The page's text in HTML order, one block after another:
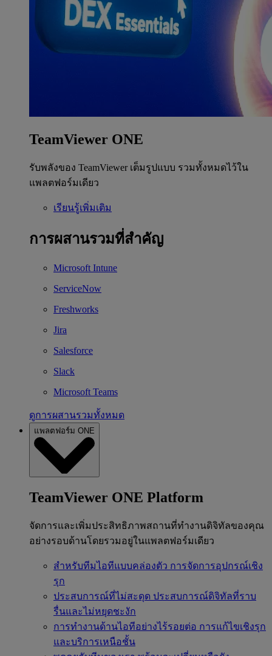
TeamViewer ONE
รับพลังของ TeamViewer เต็มรูปแบบ รวมทั้งหมดไว้ใน
แพลตฟอร์มเดียว
เรียนรู้เพิ่มเติม
การผสานรวมที่สำคัญ
Microsoft Intune
ServiceNow
Freshworks
Jira
Salesforce
Slack
Microsoft Teams
ดูการผสานรวมทั้งหมด
แพลตฟอร์ม ONE
TeamViewer ONE Platform
จัดการและเพิ่มประสิทธิภาพสถานที่ทำงานดิจิทัลของคุณ
อย่างรอบด้านโดยรวมอยู่ในแพลตฟอร์มเดียว
สำหรับทีมไอทีแบบคล่องตัว การจัดการอุปกรณ์เชิง
รุก
ประสบการณ์ที่ไม่สะดุด ประสบการณ์ดิจิทัลที่ราบ
รื่นและไม่หยุดชะงัก
การทำงานด้านไอทีอย่างไร้รอยต่อ การแก้ไขเชิงรุก
และบริการเหนือชั้น